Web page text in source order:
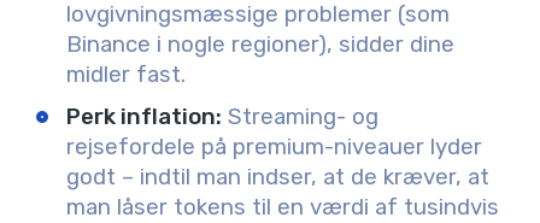
lovgivningsmæssige problemer (som
Binance i nogle regioner), sidder dine
midler fast.
Perk inflation: Streaming- og
rejsefordele på premium-niveauer lyder
godt – indtil man indser, at de kræver, at
man låser tokens til en værdi af tusindvis